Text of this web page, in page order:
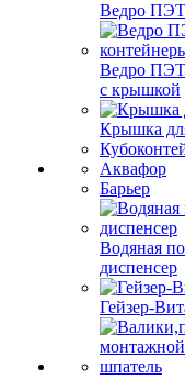
Ведро
Ведро
с крышкой
Крышка
Аквафор
Барьер
Водяная
диспенсер
Гейзер-